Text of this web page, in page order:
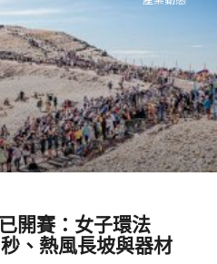
開賽：女子環法
、熱風長坡與器材